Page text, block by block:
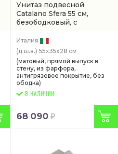
Унитаз подвесной
Catalano Sfera 55 см,
безободковый, с
(0511550028)
Италия
(д.ш.в.) 55x35x28 см
(матовый, прямой выпуск в
стену, из фарфора,
антигрязевое покрытие, без
ободка)
В НАЛИЧИИ
68 090